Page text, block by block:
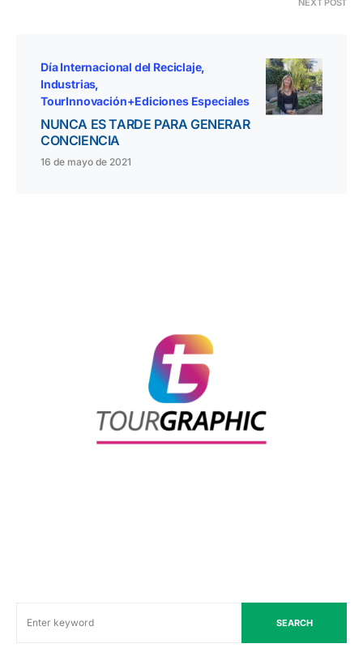
Día Internacional del Reciclaje
Industrias
TourInnovación+Ediciones Especiales
NUNCA ES TARDE PARA GENERAR
CONCIENCIA
16 de mayo de 2021
SEARCH